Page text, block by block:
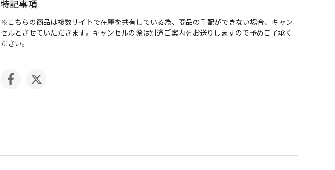
特記事項
※こちらの商品は複数サイトで在庫を共有している為、商品の手配ができない場合、キャン
セルとさせていただきます。キャンセルの際は別途ご案内をお送りしますので予めご了承く
ださい。